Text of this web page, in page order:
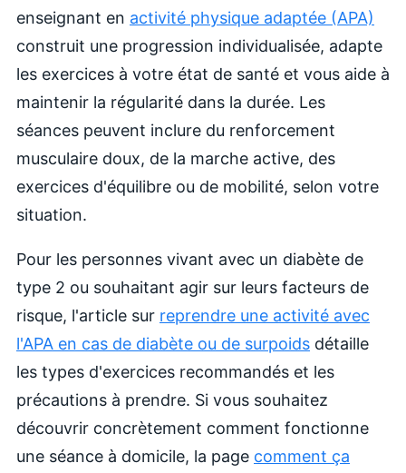
enseignant en activité physique adaptée (APA)
construit une progression individualisée, adapte
les exercices à votre état de santé et vous aide à
maintenir la régularité dans la durée. Les
séances peuvent inclure du renforcement
musculaire doux, de la marche active, des
exercices d'équilibre ou de mobilité, selon votre
situation.
Pour les personnes vivant avec un diabète de
type 2 ou souhaitant agir sur leurs facteurs de
risque, l'article sur reprendre une activité avec
l'APA en cas de diabète ou de surpoids détaille
les types d'exercices recommandés et les
précautions à prendre. Si vous souhaitez
découvrir concrètement comment fonctionne
une séance à domicile, la page comment ça